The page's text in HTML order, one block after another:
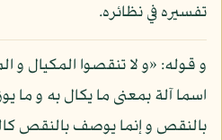
تفسيره في نظائره.
و قوله: «و لا تنقصوا المكيال و
اسما آلة بمعنى ما يكال به و ما
بالنقص و إنما يوصف بالنقص